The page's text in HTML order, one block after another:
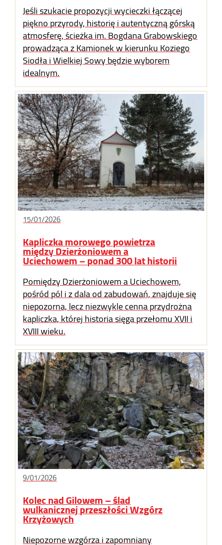
Jeśli szukacie propozycji wycieczki łączącej
piękno przyrody, historię i autentyczną górską
atmosferę, ścieżka im. Bogdana Grabowskiego
prowadząca z Kamionek w kierunku Koziego
Siodła i Wielkiej Sowy będzie wyborem
idealnym.
15/01/2026
Kapliczka morowego powietrza
między Dzierżoniowem a
Uciechowem – ponad 300 lat historii
Pomiędzy Dzierżoniowem a Uciechowem,
pośród pól i z dala od zabudowań, znajduje się
niepozorna, lecz niezwykle cenna przydrożna
kapliczka, której historia sięga przełomu XVII i
XVIII wieku.
9/01/2026
Kolec nad Gilowem – ślad
wulkanicznej przeszłości Wzgórz
Krzyżowych
Niepozorne wzgórza i zapomniany